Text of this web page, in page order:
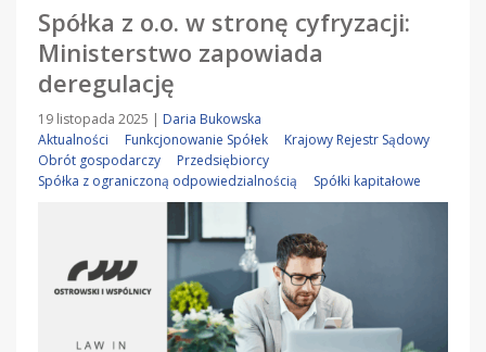
Spółka z o.o. w stronę cyfryzacji:
Ministerstwo zapowiada
deregulację
19 listopada 2025 | Daria Bukowska
Aktualności
Funkcjonowanie Spółek
Krajowy Rejestr Sądowy
Obrót gospodarczy
Przedsiębiorcy
Spółka z ograniczoną odpowiedzialnością
Spółki kapitałowe